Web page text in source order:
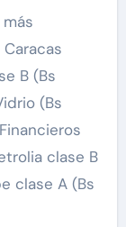
B (Bs
(Bs
clase B
clase A (Bs